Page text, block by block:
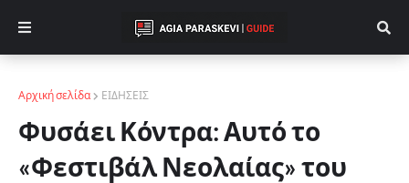
Αρχική σελίδα ΕΙΔΗΣΕΙΣ
Φυσάει Κόντρα: Αυτό το
«Φεστιβάλ Νεολαίας» του